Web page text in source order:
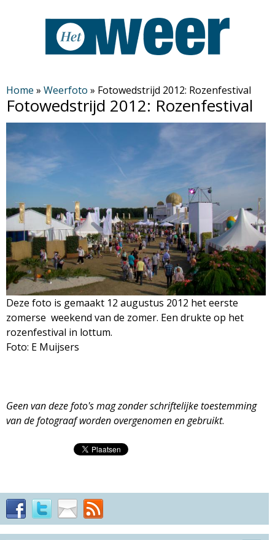
en
naar
algemene
inhoud
H
e
t
W
e
e
r
M
a
g
z
e
Home » Weerfoto » Fotowedstrijd 2012: Rozenfestival
Fotowedstrijd 2012: Rozenfestival
Deze foto is gemaakt 12 augustus 2012 het eerste
zomerse weekend van de zomer. Een drukte op het
rozenfestival in lottum.
Foto: E Muijsers
Geen van deze foto's mag zonder schriftelijke toestemming
van de fotograaf worden overgenomen en gebruikt.